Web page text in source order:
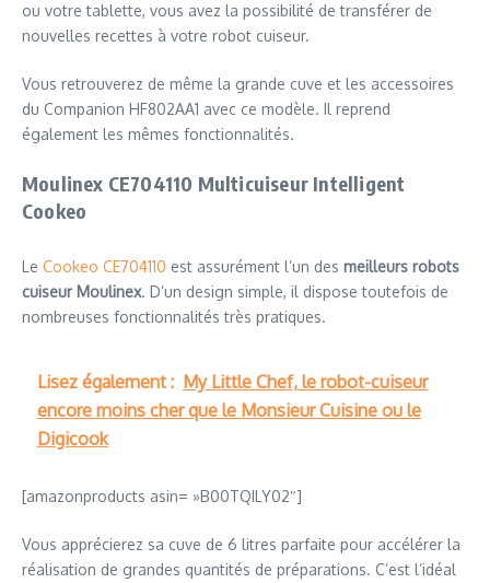
ou votre tablette, vous avez la possibilité de transférer de
nouvelles recettes à votre robot cuiseur.
Vous retrouverez de même la grande cuve et les accessoires
du Companion HF802AA1 avec ce modèle. Il reprend
également les mêmes fonctionnalités.
Moulinex CE704110 Multicuiseur Intelligent
Cookeo
Le Cookeo CE704110 est assurément l’un des meilleurs robots
cuiseur Moulinex. D’un design simple, il dispose toutefois de
nombreuses fonctionnalités très pratiques.
Lisez également : My Little Chef, le robot-cuiseur
encore moins cher que le Monsieur Cuisine ou le
Digicook
[amazonproducts asin= »B00TQILY02″]
Vous apprécierez sa cuve de 6 litres parfaite pour accélérer la
réalisation de grandes quantités de préparations. C’est l’idéal